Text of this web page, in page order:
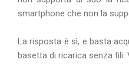
smartphone che non la
La risposta è sì, e basta
basetta di ricarica senza